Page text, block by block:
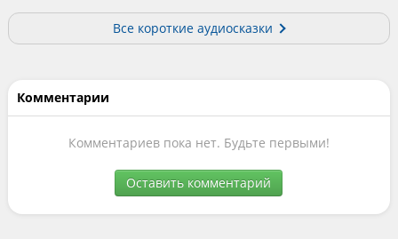
Все короткие аудиосказки
Комментарии
Комментариев пока нет. Будьте первыми!
Оставить комментарий